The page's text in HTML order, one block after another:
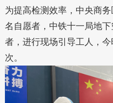
为提高检测效率，中央商
名自愿者，中铁十一局地
者，进行现场引导工人，今
次。